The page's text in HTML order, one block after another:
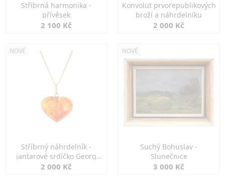
Stříbrná harmonika -
přívěsek
2 100 Kč
Konvolut prvorepublikových
broží a náhrdelníku
2 000 Kč
NOVÉ
Stříbrný náhrdelník -
jantarové srdíčko Georg
Kramer
2 000 Kč
NOVÉ
Suchý Bohuslav -
Slunečnice
3 000 Kč